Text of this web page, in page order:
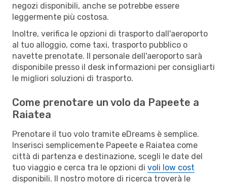
negozi disponibili, anche se potrebbe essere
leggermente più costosa.
Inoltre, verifica le opzioni di trasporto dall'aeroporto
al tuo alloggio, come taxi, trasporto pubblico o
navette prenotate. Il personale dell'aeroporto sarà
disponibile presso il desk informazioni per consigliarti
le migliori soluzioni di trasporto.
Come prenotare un volo da Papeete a
Raiatea
Prenotare il tuo volo tramite eDreams è semplice.
Inserisci semplicemente Papeete e Raiatea come
città di partenza e destinazione, scegli le date del
tuo viaggio e cerca tra le opzioni di voli low cost
disponibili. Il nostro motore di ricerca troverà le